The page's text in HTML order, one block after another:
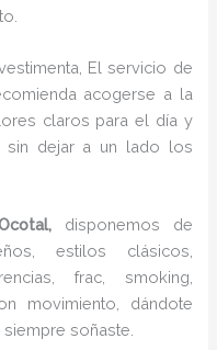
El servicio de
acogerse a la
claros para el día y
sin dejar a un lado los
disponemos de
estilos clásicos,
frac, smoking,
movimiento, dándote
soñaste.